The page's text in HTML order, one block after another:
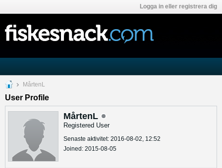
Logga in eller registrera dig
MårtenL
User Profile
MårtenL
Registered User
Senaste aktivitet: 2016-08-02, 12:52
Joined: 2015-08-05